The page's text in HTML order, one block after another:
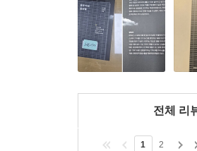
“청년이 아니라 사회를 ‘
‘완전 고립’ 사회에서 환
지원해주는 정책이 미
전체 리
1 2